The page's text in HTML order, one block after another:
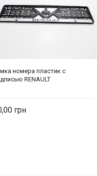
номера пластик с
RENAULT